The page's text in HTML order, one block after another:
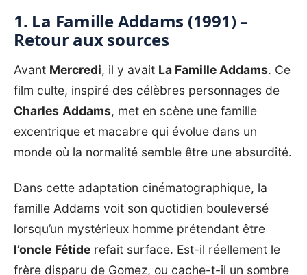
1. La Famille Addams (1991) –
Retour aux sources
Avant Mercredi, il y avait La Famille Addams. Ce
film culte, inspiré des célèbres personnages de
Charles Addams, met en scène une famille
excentrique et macabre qui évolue dans un
monde où la normalité semble être une absurdité.
Dans cette adaptation cinématographique, la
famille Addams voit son quotidien bouleversé
lorsqu’un mystérieux homme prétendant être
l’oncle Fétide refait surface. Est-il réellement le
frère disparu de Gomez, ou cache-t-il un sombre